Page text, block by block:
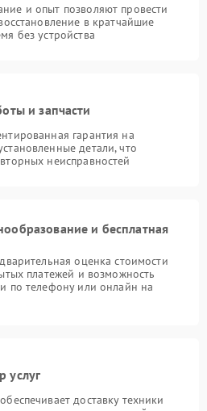
и опыт позволяют провести
в кратчайшие
без устройства
и запчасти
гарантия на
детали, что
неисправностей
и бесплатная
оценка стоимости
платежей и возможность
по телефону или онлайн на
услуг
доставку техники